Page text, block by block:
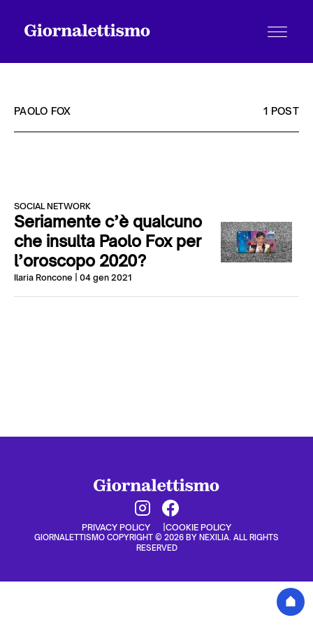
Chi siamo
Contatti
PAOLO FOX 1 POST
SOCIAL NETWORK
Seriamente c’è qualcuno
che insulta Paolo Fox per
l’oroscopo 2020?
Ilaria Roncone | 04 gen 2021
PRIVACY POLICY COOKIE POLICY
GIORNALETTISMO COPYRIGHT © 2026 BY NEXILIA. ALL RIGHTS
RESERVED